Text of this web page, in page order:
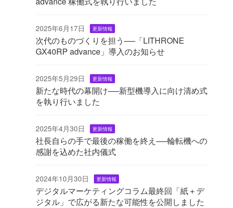
2025年6月17日 更新情報
次代のものづくりを担う──「LITHRONE
GX40RP advance」導入のお知らせ
2025年5月29日 更新情報
新たな時代の幕開け──新型機導入に向け清め式
を執り行いました
2025年4月30日 更新情報
社長自らの手で最後の稼働を終え──輪転機への
感謝を込めた社内儀式
2024年10月30日 更新情報
デジタルマーケティングコラム最終回「紙＋デ
ジタル」で広がる新たな可能性を公開しました